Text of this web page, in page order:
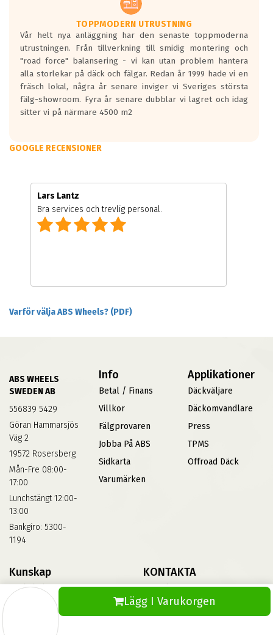
Lägg I Varukorgen
TOPPMODERN UTRUSTNING
Vår helt nya anläggning har den senaste toppmoderna
utrustningen. Från tillverkning till smidig montering och
"road force" balansering - vi kan utan problem hantera
alla storlekar på däck och fälgar. Redan år 1999 hade vi en
fräsch lokal, några år senare inviger vi Sveriges största
fälg-showroom. Fyra år senare dubblar vi lagret och idag
sitter vi på närmare 4500 m2
GOOGLE RECENSIONER
Lars Lantz
Bra services och trevlig personal.
Varför välja ABS Wheels? (PDF)
ABS WHEELS
SWEDEN AB
556839 5429
Göran Hammarsjös
Väg 2
19572 Rosersberg
Mån-Fre 08:00-
17:00
Lunchstängt 12:00-
13:00
Bankgiro: 5300-
1194
Info
Betal / Finans
Villkor
Fälgprovaren
Jobba På ABS
Sidkarta
Varumärken
Applikationer
Däckväljare
Däckomvandlare
Press
TPMS
Offroad Däck
Kunskap
Däckskola
KONTAKTA
Kontakta Oss
Vinterdäck